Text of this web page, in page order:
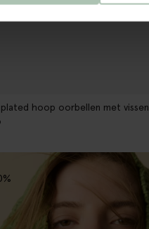
hoop oorbellen met vissen